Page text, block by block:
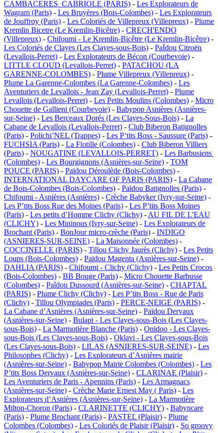
CAMBACERES_CABRIOLE (PARIS) - Les Explorateurs de
Wagram (Paris) - Les Bruyères (Bois-Colombes) - Les Explorateurs
de Jouffroy (Paris) - Les Coloriés de Villepreux (Villepreux) - Plume
Kremlin Bicetre (Le Kremlin-Bicêtre) - CRECH'ENDO
(Villepreux) - Chifoumi - Le Kremlin-Bicêtre (Le Kremlin-Bicêtre) -
Les Coloriés de Clayes (Les Clayes-sous-Bois) - PaÏdou Citroën
(Levallois-Perret) - Les Explorateurs de Bécon (Courbevoie) -
LITTLE CLOUD (Levallois-Perret) - PATACHOU (LA
GARENNE-COLOMBES) - Plume Villepreux (Villepreux) -
Plume La Garenne-Colombes (La Garenne-Colombes) - Les
Aventuriers de Levallois - Jean Zay (Levallois-Perret) - Plume
Levallois (Levallois-Perret) - Les Petits Moulins (Colombes) - Micro
Chouette de Gallieni (Courbevoie) - Babypop Asnières (Asnières-
sur-Seine) - Les Berceaux Dorés (Les Clayes-Sous-Bois) - La
Cabane de Levallois (Levallois-Perret) - Club Biberon Batignolles
(Paris) - Polichi’NEL (Trappes) - Les P’tits Boss - Saussure (Paris) -
FUCHSIA (Paris) - La Flotille (Colombes) - Club Biberon Villiers
(Paris) - NOUGATINE (LEVALLOIS-PERRET) - Les Barbusiens
(Colombes) - Les Bourgignons (Asnières-sur-Seine) - TOM
POUCE (PARIS) - Païdou Déroulède (Bois-Colombes) -
INTERNATIONAL DAYCARE OF PARIS (PARIS) - La Cabane
de Bois-Colombes (Bois-Colombes) - Païdou Batignolles (Paris) -
Chifoumi - Asnières (Asnières) - Crèche Babyker (Ivry-sur-Seine) -
Les P’tits Boss Rue des Moines (Paris) - Les P’tits Boss Moines
(Paris) - Les petits d’Homme Clichy (Clichy) - AU FIL DE L'EAU
(CLICHY) - Les Mininous (Ivry-sur-Seine) - Les Explorateurs de
Brochant (Paris) - BonJour micro-crèche (Paris) - INDIGO
(ASNIERES-SUR-SEINE) - La Maisonnée (Colombes) -
COCCINELLE (PARIS) - Tillou Clichy Jaurès (Clichy) - Les Petits
Loups (Bois-Colombes) - Païdou Magenta (Asnières-sur-Seine) -
DAHLIA (PARIS) - Chifoumi - Clichy (Clichy) - Les Petits Crocos
(Bois-Colombes) - BB Bouge (Paris) - Micro Chouette Barbusse
(Colombes) - Paîdou Dussourd (Asnières-sur-Seine) - CHAPTAL
(PARIS) - Plume Clichy (Clichy) - Les P’tits Boss - Rue de Paris
(Clichy) - Tillou Olympiades (Paris) - PERCE-NEIGE (PARIS) -
La Cabane d’Asnières (Asnières-sur-Seine) - Païdou Dervaux
(Asnières-sur-Seine) - Bulapi - Les Clayes-sous-Bois (Les Clayes-
sous-Bois) - La Marmotière Blanche (Paris) - Onidoo - Les Clayes-
sous-Bois (Les Clayes-sous-Bois) - Oklavi - Les Clayes-sous-Bois
(Les Clayes-sous-Bois) - LILAS (ASNIERES-SUR-SEINE) - Les
Philosophes (Clichy) - Les Explorateurs d’Asnières mairie
(Asnières-sur-Seine) - Babypop Mairie Colombes (Colombes) - Les
P’tits Boss Dervaux (Asnières-sur-Seine) - CLARINAE (Plaisir) -
Les Aventuriers de Paris - Apennins (Paris) - Les Armagnacs
(Asnières-sur-Seine) - Crèche Marie Ernest May ( Paris) - Les
Explorateurs d’Asnières (Asnières-sur-Seine) - La Marmotière
Milton-Choron (Paris) - CLARINETTE (CLICHY) - Babyncare
(Paris) - Plume Brochant (Paris) - PASTEL (Plaisir) - Plume
Colombes (Colombes) - Les Coloriés de Plaisir (Plaisir) - So groovy